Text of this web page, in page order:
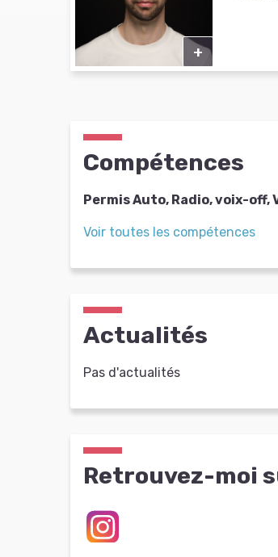
+
Compétences
Permis Auto, Radio, voix-off,
Voir toutes les compétences
Actualités
Pas d'actualités
Retrouvez-moi